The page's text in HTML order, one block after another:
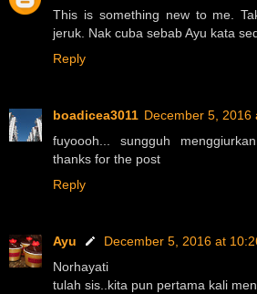
This is something new to me.
jeruk. Nak cuba sebab Ayu kata
Reply
boadicea3011 December 5, 2016
fuyoooh... sungguh
thanks for the post
Reply
Ayu
December 5, 2016 at
Norhayati
tulah sis..kita pun pertama kali